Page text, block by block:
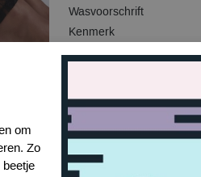
Wasvoorschrift
Kenmerk
om
Zo